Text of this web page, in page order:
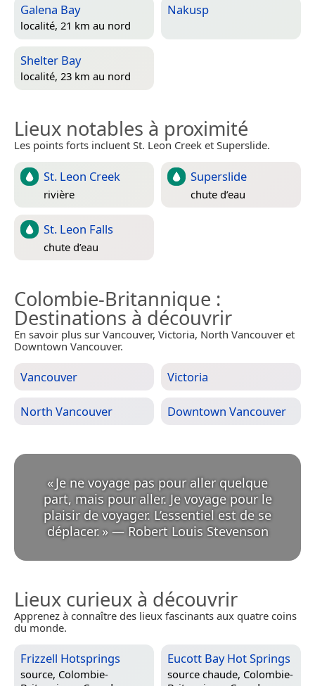
Galena Bay
localité, 21 km au nord
Nakusp
Shelter Bay
localité, 23 km au nord
Lieux notables à proximité
Les points forts incluent St. Leon Creek et Superslide.
St. Leon Creek
rivière
Superslide
chute d’eau
St. Leon Falls
chute d’eau
Colombie-Britannique :
Destinations à découvrir
En savoir plus sur Vancouver, Victoria, North Vancouver et
Downtown Vancouver.
Vancouver Victoria
North Vancouver Downtown Vancouver
«Je ne voyage pas pour aller quelque
part, mais pour aller. Je voyage pour le
plaisir de voyager. L’essentiel est de se
déplacer. » — Robert Louis Stevenson
Lieux curieux à découvrir
Apprenez à connaître des lieux fascinants aux quatre coins
du monde.
Frizzell Hotsprings
source, Colombie-
Eucott Bay Hot Springs
source chaude, Colombie-